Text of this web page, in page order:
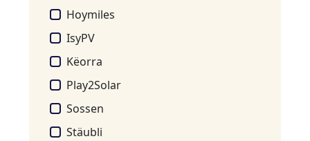
Hoymiles
IsyPV
Këorra
Play2Solar
Sossen
Stäubli